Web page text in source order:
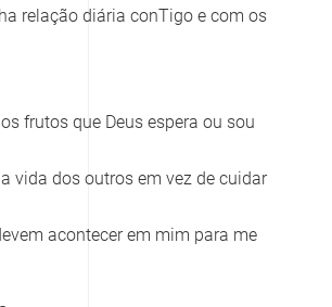
relação diária conTigo e com os
frutos que Deus espera ou sou
vida dos outros em vez de cuidar
acontecer em mim para me